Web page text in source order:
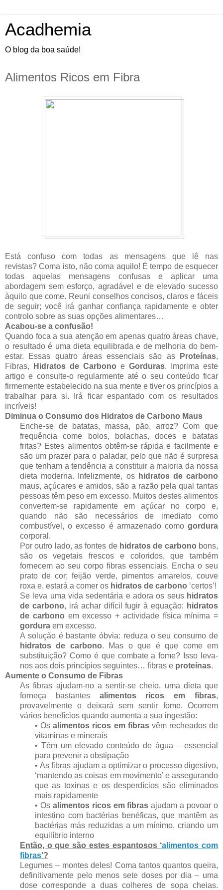
Acadhemia
O blog da boa saúde!
Alimentos Ricos em Fibra
Está confuso com todas as mensagens que lê nas
revistas? Coma isto, não coma aquilo! É tempo de esquecer
todas aquelas mensagens confusas e aplicar uma
abordagem sem esforço, agradável e de elevado sucesso
àquilo que come. Reuni conselhos concisos, claros e fáceis
de seguir; você irá ganhar confiança rapidamente e obter
controlo sobre as suas opções alimentares…
Acabou-se a confusão!
Quando foca a sua atenção em apenas quatro áreas chave,
o resultado é uma dieta equilibrada e de melhoria do bem-
estar. Essas quatro áreas essenciais são as
Proteínas,
Fibras,
Hidratos de Carbono e Gorduras. Imprima este
artigo e consulte-o regularmente até o seu conteúdo ficar
firmemente estabelecido na sua mente e tiver os princípios a
trabalhar para si. Irá ficar espantado com os resultados
incríveis!
Diminua o Consumo dos Hidratos de Carbono Maus
Enche-se de batatas, massa, pão, arroz? Com que
frequência come bolos, bolachas, doces e batatas
fritas? Estes alimentos obtêm-se rápida e facilmente e
são um prazer para o paladar, pelo que não é surpresa
que tenham a tendência a constituir a maioria da nossa
dieta moderna. Infelizmente, os hidratos de carbono
maus, açúcares e amidos, são a razão pela qual tantas
pessoas têm peso em excesso. Muitos destes alimentos
convertem-se rapidamente em açúcar no corpo e,
quando não são necessários de imediato como
combustível, o excesso é armazenado como gordura
corporal.
Por outro lado, as fontes de hidratos de carbono bons,
são os vegetais frescos e coloridos, que também
fornecem ao seu corpo fibras essenciais. Encha o seu
prato de cor; feijão verde, pimentos amarelos, couve
roxa e, estará a comer os hidratos de carbono ‘certos’!
Se leva uma vida sedentária e adora os seus hidratos
de carbono, irá achar difícil fugir à equação: hidratos
de carbono em excesso + actividade física mínima =
gordura em excesso.
A solução é bastante óbvia: reduza o seu consumo de
hidratos de carbono. Mas o que é que come em
substituição? Como é que combate a fome? Isso leva-
nos aos dois princípios seguintes… fibras e proteínas.
Aumente o Consumo de Fibras
As fibras ajudam-no a sentir-se cheio, uma dieta que
forneça bastantes alimentos ricos em fibras,
provavelmente o deixará sem sentir fome. Ocorrem
vários benefícios quando aumenta a sua ingestão:
• Osalimentos ricos em fibrasvêm recheados de
vitaminas e minerais
• Têm um elevado conteúdo de água – essencial
para prevenir a obstipação
• As fibras ajudam a optimizar o processo digestivo,
‘mantendo as coisas em movimento’ e assegurando
que as toxinas e os desperdícios são eliminados
mais rapidamente
• Os alimentos ricos em fibras ajudam a povoar o
intestino com bactérias benéficas, que mantêm as
bactérias más reduzidas a um mínimo, criando um
equilíbrio interno
Então, o que são estes espantosos ‘alimentos com
fibras’?
Legumes – montes deles! Coma tantos quantos queira,
definitivamente pelo menos sete doses por dia – uma
dose corresponde a duas colheres de sopa cheias.